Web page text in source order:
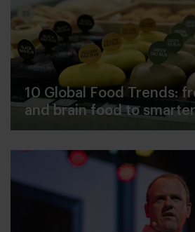
10 Global Food Trends:
and brain food to